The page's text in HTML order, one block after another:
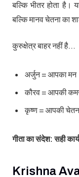
बल्कि भीतर होता है।
बल्कि मानव चेतना का
कुरुक्षेत्र बाहर नहीं है…
अर्जुन = आपका मन
कौरव = आपकी
कृष्ण = आपकी
गीता का संदेश: सही
Krishna